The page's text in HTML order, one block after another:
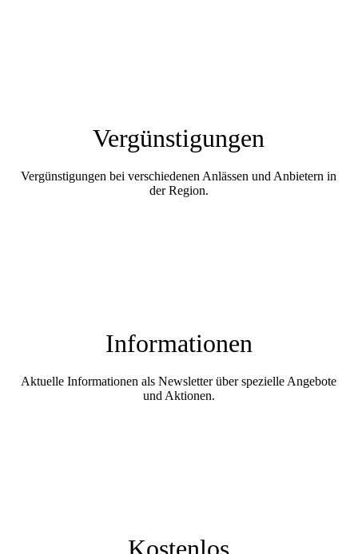
Vergünstigungen
Vergünstigungen bei verschiedenen Anlässen und Anbietern in
der Region.
Informationen
Aktuelle Informationen als Newsletter über spezielle Angebote
und Aktionen.